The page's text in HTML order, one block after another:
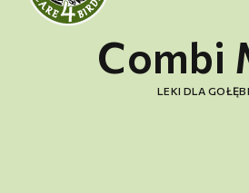
Combi
LEKI DLA GOŁĘBI